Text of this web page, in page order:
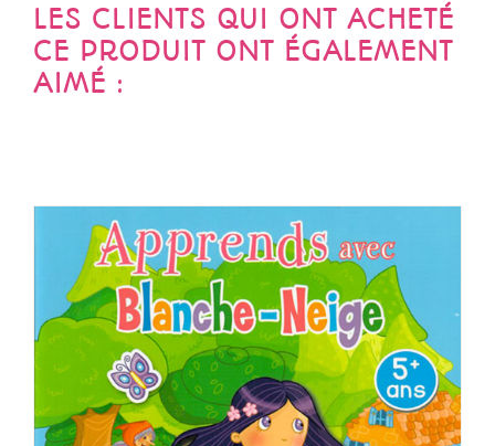
LES CLIENTS QUI ONT ACHETÉ
CE PRODUIT ONT ÉGALEMENT
AIMÉ :